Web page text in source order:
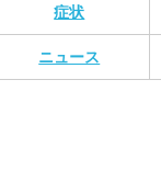
症状
ニュース